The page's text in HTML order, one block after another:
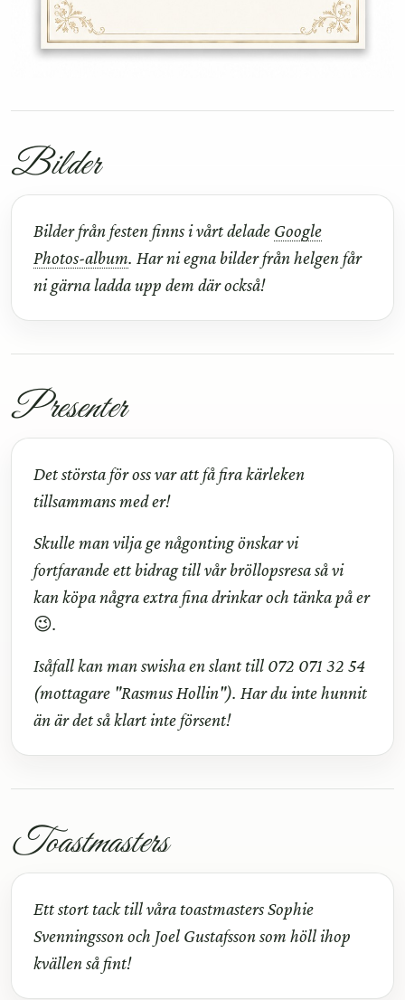
Bilder
Bilder från festen finns i vårt delade Google
Photos-album. Har ni egna bilder från helgen får
ni gärna ladda upp dem där också!
Presenter
Det största för oss var att få fira kärleken
tillsammans med er!
Skulle man vilja ge någonting önskar vi
fortfarande ett bidrag till vår bröllopsresa så vi
kan köpa några extra fina drinkar och tänka på er
😉.
Isåfall kan man swisha en slant till 072 071 32 54
(mottagare "Rasmus Hollin"). Har du inte hunnit
än är det så klart inte försent!
Toastmasters
Ett stort tack till våra toastmasters Sophie
Svenningsson och Joel Gustafsson som höll ihop
kvällen så fint!